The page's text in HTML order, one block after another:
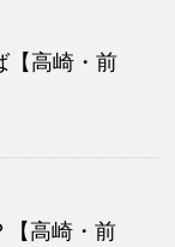
【高崎・前
【高崎・前